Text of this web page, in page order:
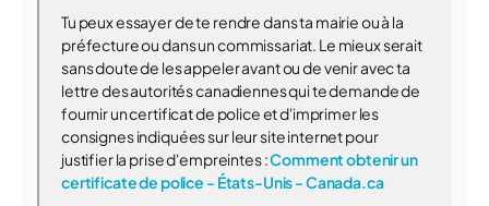
Tu peux essayer de te rendre dans ta mairie ou à la
préfecture ou dans un commissariat. Le mieux serait
sans doute de les appeler avant ou de venir avec ta
lettre des autorités canadiennes qui te demande de
fournir un certificat de police et d'imprimer les
consignes indiquées sur leur site internet pour
justifier la prise d'empreintes :Comment obtenir un
certificate de police - États-Unis - Canada.ca